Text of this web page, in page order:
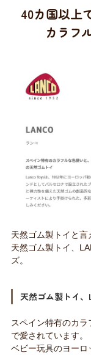
40カ国以上
カラフ
天然ゴム製トイと言
天然ゴム製トイ、
ズ。
天然ゴム製トイ、
スペイン特有のカ
で愛されています。
ベビー玩具のヨーロ